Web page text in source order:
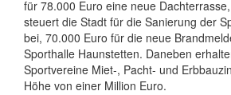
für 78.000 Euro eine neue
steuert die Stadt für die Sanierung der
bei, 70.000 Euro für die neue
Sporthalle Haunstetten. Daneben
Sportvereine Miet-, Pacht- und
Höhe von einer Million Euro.